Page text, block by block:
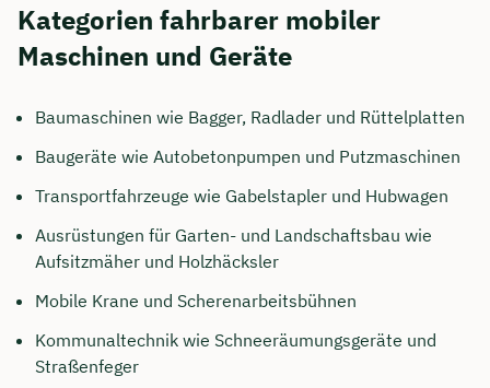
Kategorien fahrbarer mobiler
Maschinen und Geräte
Baumaschinen wie Bagger, Radlader und Rüttelplatten
Baugeräte wie Autobetonpumpen und Putzmaschinen
Transportfahrzeuge wie Gabelstapler und Hubwagen
Ausrüstungen für Garten- und Landschaftsbau wie
Aufsitzmäher und Holzhäcksler
Mobile Krane und Scherenarbeitsbühnen
Kommunaltechnik wie Schneeräumungsgeräte und
Straßenfeger